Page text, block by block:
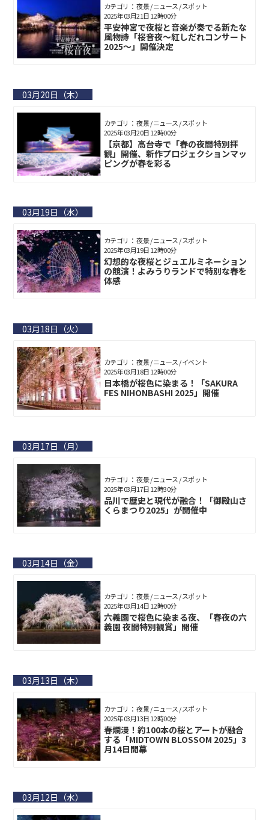
カテゴリ： 夜景 / ニュース / スポット
平安神宮で夜桜と音楽が奏でる新たな
風物詩「桜音夜～紅しだれコンサート
2025～」開催決定
2025年03月21日 12時00分
03月20日（木）
カテゴリ： 夜景 / ニュース / スポット
【京都】高台寺で「春の夜間特別拝
観」開催、新作プロジェクションマッ
ピングが春を彩る
2025年03月20日 12時00分
03月19日（水）
カテゴリ： 夜景 / ニュース / スポット
幻想的な夜桜とジュエルミネーション
の競演！よみうりランドで特別な春を
体感
2025年03月19日 12時00分
03月18日（火）
カテゴリ： 夜景 / ニュース / イベント
日本橋が桜色に染まる！「SAKURA
FES NIHONBASHI 2025」開催
2025年03月18日 12時00分
03月17日（月）
カテゴリ： 夜景 / ニュース / スポット
品川で歴史と現代が融合！「御殿山さ
くらまつり2025」が開催中
2025年03月17日 12時30分
03月14日（金）
カテゴリ： 夜景 / ニュース / スポット
六義園で桜色に染まる夜、「春夜の六
義園 夜間特別観賞」開催
2025年03月14日 12時00分
03月13日（木）
カテゴリ： 夜景 / ニュース / スポット
春爛漫！約100本の桜とアートが融合
する「MIDTOWN BLOSSOM 2025」3
月14日開幕
2025年03月13日 12時00分
03月12日（水）